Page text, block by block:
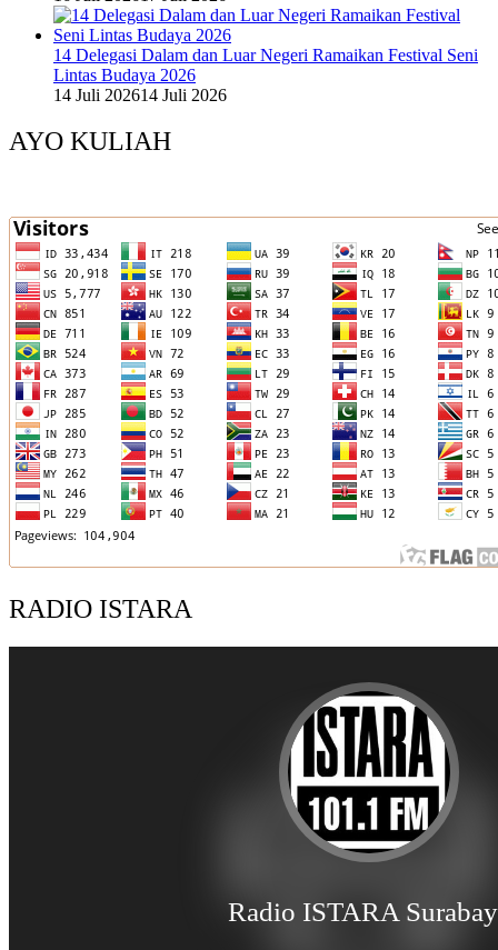
14 Delegasi Dalam dan Luar Negeri Ramaikan Festival Seni
Lintas Budaya 2026
14 Juli 202614 Juli 2026
AYO KULIAH
RADIO ISTARA